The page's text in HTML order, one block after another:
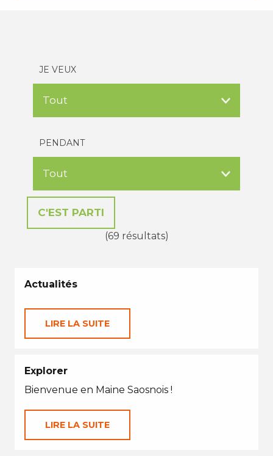
JE VEUX
PENDANT
(69 résultats)
Actualités
LIRE LA SUITE
Explorer
Bienvenue en Maine Saosnois !
LIRE LA SUITE